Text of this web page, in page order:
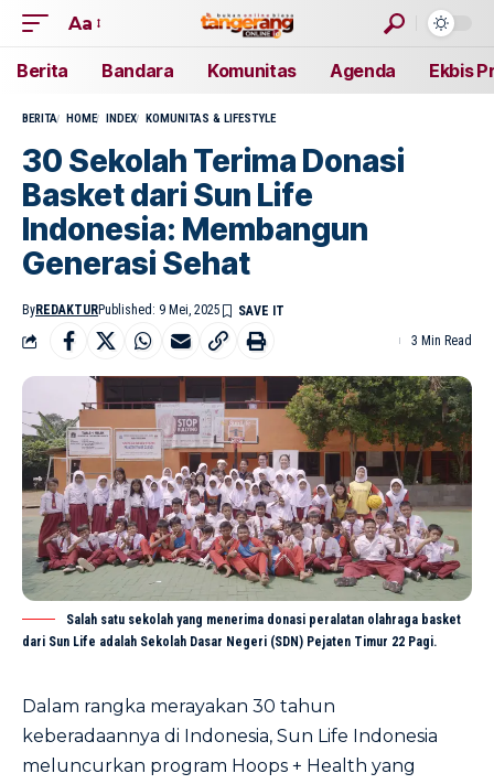
Aa
Berita Bandara Komunitas Agenda Ekbis
BERITA HOME INDEX KOMUNITAS & LIFESTYLE
30 Sekolah Terima Donasi
Basket dari Sun Life
Indonesia: Membangun
Generasi Sehat
ByREDAKTURPublished: 9 Mei, 2025
3 Min Read
Salah satu sekolah yang menerima donasi peralatan olahraga basket
dari Sun Life adalah Sekolah Dasar Negeri (SDN) Pejaten Timur 22 Pagi.
Dalam rangka merayakan 30 tahun
keberadaannya di Indonesia, Sun Life Indonesia
meluncurkan program Hoops + Health yang